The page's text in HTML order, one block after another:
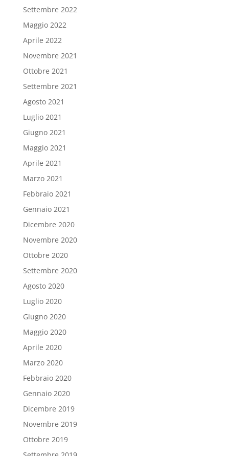
Settembre 2022
Maggio 2022
Aprile 2022
Novembre 2021
Ottobre 2021
Settembre 2021
Agosto 2021
Luglio 2021
Giugno 2021
Maggio 2021
Aprile 2021
Marzo 2021
Febbraio 2021
Gennaio 2021
Dicembre 2020
Novembre 2020
Ottobre 2020
Settembre 2020
Agosto 2020
Luglio 2020
Giugno 2020
Maggio 2020
Aprile 2020
Marzo 2020
Febbraio 2020
Gennaio 2020
Dicembre 2019
Novembre 2019
Ottobre 2019